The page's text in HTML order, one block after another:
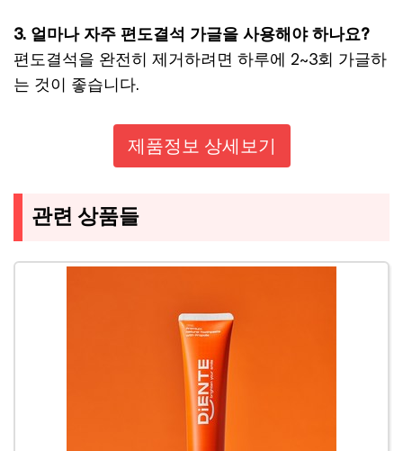
3. 얼마나 자주 편도결석 가글을 사용해야 하나요?
편도결석을 완전히 제거하려면 하루에 2~3회 가글하
는 것이 좋습니다.
제품정보 상세보기
관련 상품들